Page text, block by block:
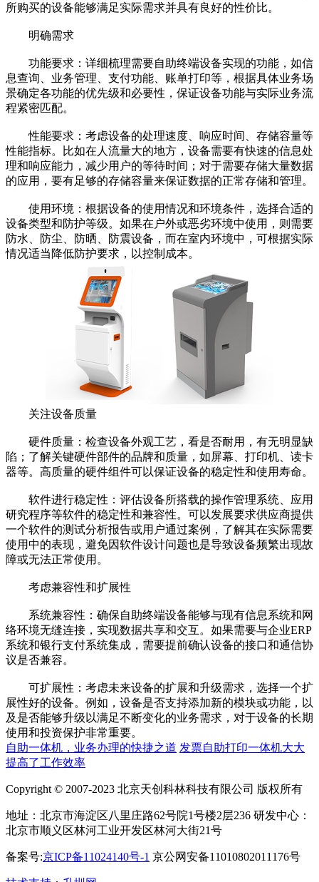
所购买的设备能够满足实际需求并具有良好的性价比。
明确需求
功能要求：详细梳理需要自助终端设备实现的功能，如信
息查询、业务管理、支付功能、账单打印等，根据具体业务场
景确定各功能的优先级和必要性，保证设备功能与实际业务流
程紧密匹配。
性能要求：考虑设备的处理速度、响应时间、存储容量等
性能指标。比如在人流量大的地方，设备需要有快速的信息处
理和响应能力，减少用户的等待时间；对于需要存储大量数据
的应用，要有足够的存储容量来保证数据的正常存储和管理。
使用环境：根据设备的使用情况和环境条件，选择合适的
设备类型和防护等级。如果在户外或恶劣环境中使用，则需要
防水、防尘、防晒、防震设备，而在室内环境中，可根据实际
情况适当降低防护要求，以控制成本。
关注设备质量
硬件质量：检查设备外观工艺，看是否耐用，有无明显缺
陷；了解关键硬件部件的品牌和质量，如屏幕、打印机、读卡
器等。高质量的硬件组件可以保证设备的稳定性和使用寿命。
软件进行稳定性：评估设备所搭载的操作管理系统、应用
研究程序等软件的稳定性和兼容性。可以发展要求供应商提供
一个软件的测试分析报告或用户通过案例，了解其在实际需要
使用中的表现，避免因软件设计问题也是导致设备频繁出现故
障或无法正常使用。
考虑兼容性和扩展性
系统兼容性：确保自助终端设备能够与现有信息系统和网
络环境无缝连接，实现数据共享和交互。如果需要与企业ERP
系统和银行支付系统集成，需要提前确认设备的接口和通信协
议是否兼容。
可扩展性：考虑未来设备的扩展和升级需求，选择一个扩
展性好的设备。例如，设备是否支持添加新的模块或功能，以
及是否能够升级以满足不断变化的业务需求，对于设备的长期
使用和投资保护非常重要。
自助一体机，业务办理的快捷之道 发票自助打印一体机大大
提高了工作效率
Copyright © 2007-2023 北京天创科林科技有限公司 版权所有
地址：北京市海淀区八里庄路62号院1号楼2层236 研发中心：
北京市顺义区林河工业开发区林河大街21号
备案号:京ICP备11024140号-1 京公网安备11010802011176号